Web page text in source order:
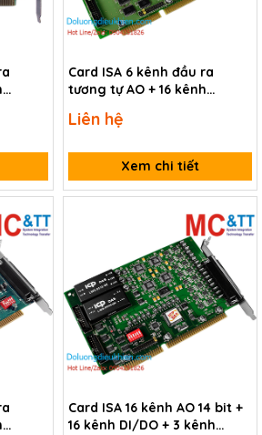
Card ISA 6 kênh đầu ra
tương tự AO + 16 kênh
726 CR
Liên hệ
Xem chi tiết
Card ISA 16 kênh AO 14 bit +
16 kênh DI/DO + 3 kênh